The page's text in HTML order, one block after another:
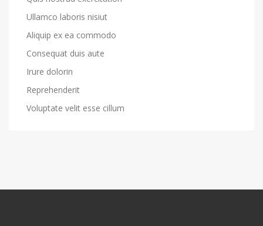
Ullamco laboris nisiut
Aliquip ex ea commodo
Consequat duis aute
Irure dolorin
Reprehenderit
Voluptate velit esse cillum